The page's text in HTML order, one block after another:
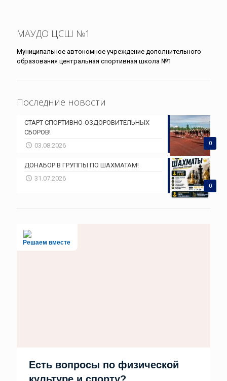
МАУДО ЦСШ №1
Муниципальное автономное учреждение дополнительного
образования центральная спортивная школа №1
Последние новости
0
СТАРТ СПОРТИВНО-ОЗДОРОВИТЕЛЬНЫХ
СБОРОВ!
03.08.2026
0
ДОНАБОР В ГРУППЫ ПО ШАХМАТАМ!
31.07.2026
Решаем вместе
Есть вопросы по физической
культуре и спорту?